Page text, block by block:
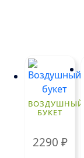
ВОЗДУШНЫЙ
БУКЕТ
2290 ₽